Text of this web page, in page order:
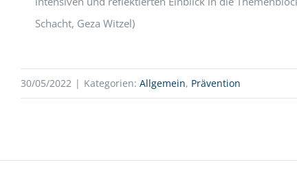
Schacht, Geza Witzel)
30/05/2022 | Kategorien: Allgemein, Prävention